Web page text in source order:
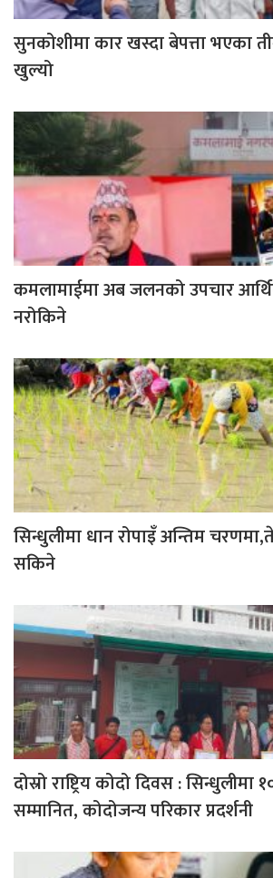
सुनकोशीमा कार खस्दा बेपत्ता भएका
खुल्यो
कमलामाईमा अब जलनको उपचार
नरोकिने
सिन्धुलीमा धान रोपाइँ अन्तिम
सकिने
दोस्रो राष्ट्रिय कोदो दिवस :
सम्मानित, कोदोजन्य परिकार प्रदर्शनी